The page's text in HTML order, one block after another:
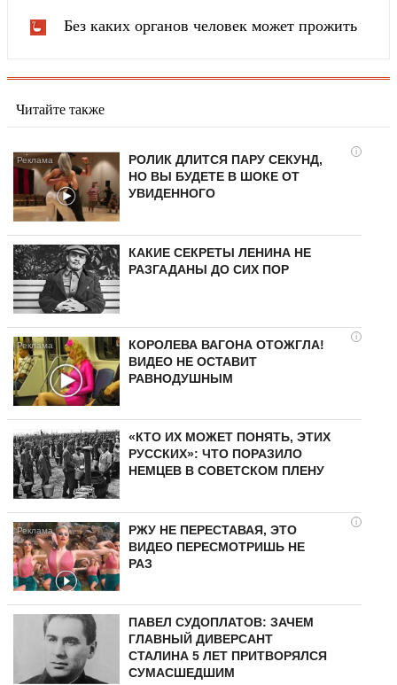
Без каких органов человек может прожить
Читайте также
i
РОЛИК ДЛИТСЯ ПАРУ СЕКУНД,
НО ВЫ БУДЕТЕ В ШОКЕ ОТ
УВИДЕННОГО
КАКИЕ СЕКРЕТЫ ЛЕНИНА НЕ
РАЗГАДАНЫ ДО СИХ ПОР
i
КОРОЛЕВА ВАГОНА ОТОЖГЛА!
ВИДЕО НЕ ОСТАВИТ
РАВНОДУШНЫМ
«КТО ИХ МОЖЕТ ПОНЯТЬ, ЭТИХ
РУССКИХ»: ЧТО ПОРАЗИЛО
НЕМЦЕВ В СОВЕТСКОМ ПЛЕНУ
i
РЖУ НЕ ПЕРЕСТАВАЯ, ЭТО
ВИДЕО ПЕРЕСМОТРИШЬ НЕ
РАЗ
ПАВЕЛ СУДОПЛАТОВ: ЗАЧЕМ
ГЛАВНЫЙ ДИВЕРСАНТ
СТАЛИНА 5 ЛЕТ ПРИТВОРЯЛСЯ
СУМАСШЕДШИМ